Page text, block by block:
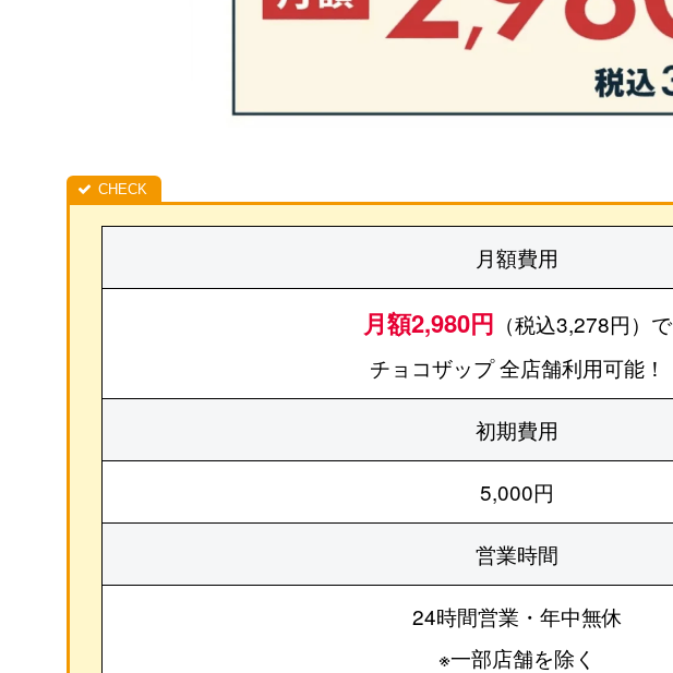
月額費用
月額2,980円 （税込3,278円）で
チョコザップ 全店舗利用可能！
初期費用
5,000円
営業時間
24時間営業・年中無休
※一部店舗を除く